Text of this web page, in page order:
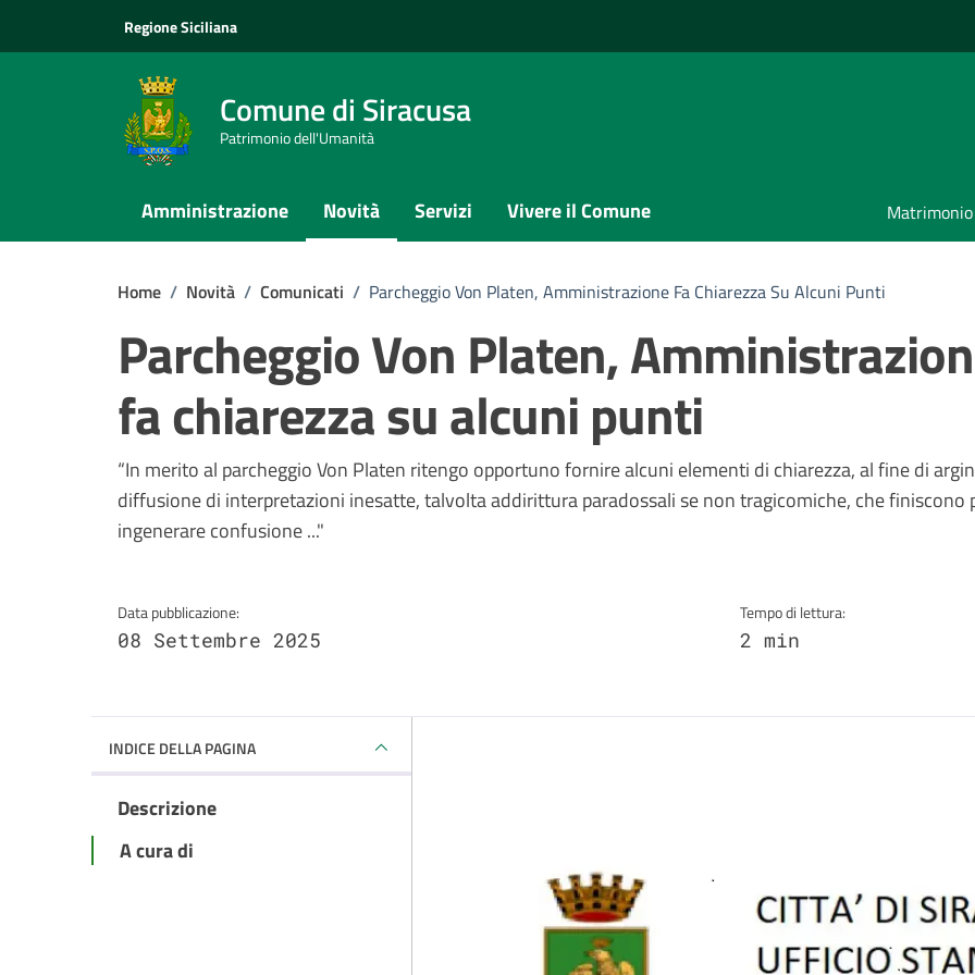
Regione Siciliana
Comune di Siracusa
Patrimonio dell'Umanità
Amministrazione Novità Servizi Vivere il Comune Matrimonio
Home / Novità / Comunicati / Parcheggio Von Platen, Amministrazione Fa Chiarezza Su Alcuni Punti
Parcheggio Von Platen,
fa chiarezza su alcuni punti
Dettagli della notizia
“In merito al parcheggio Von Platen ritengo opportuno fornire alcuni elementi di chiarezza, al fine di
diffusione di interpretazioni inesatte, talvolta addirittura paradossali se non tragicomiche, che finiscono
ingenerare confusione ..."
Data pubblicazione:
08 Settembre 2025
Tempo di lettura:
2 min
INDICE DELLA PAGINA
Descrizione
A cura di